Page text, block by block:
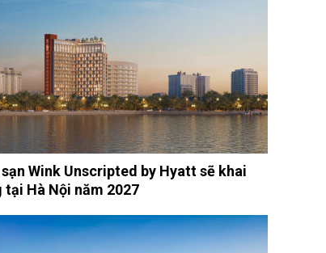
Wink Unscripted by Hyatt sẽ khai
Hà Nội năm 2027